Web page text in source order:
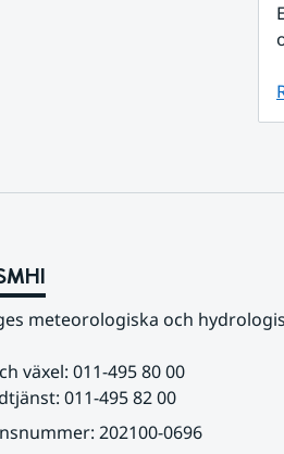
meteorologiska och
växel: 011-495 80 00
011-495 82 00
202100-0696